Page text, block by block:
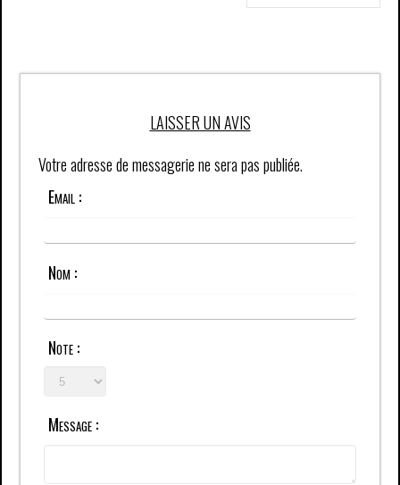
LAISSER UN AVIS
Votre adresse de messagerie ne sera pas publiée.
Email :
Nom :
Note :
Message :